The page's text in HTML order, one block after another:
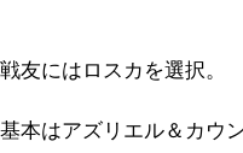
戦友にはロスカを選択。
基本はアズリエル＆カウ